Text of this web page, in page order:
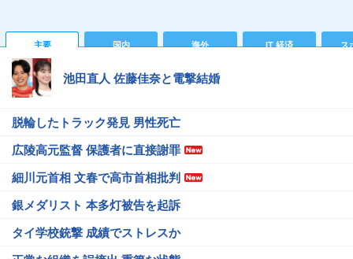
主要 国内 海外 IT 経済 ス
池田直人 佐藤佳奈と電撃結婚
脱輪したトラック発見 男性死亡
広陵高元監督 保護者に直接謝罪
細川元首相 文春で高市首相批判
銀メダリスト 本多灯被告を起訴
タイ学校銃撃 成績でストレスか